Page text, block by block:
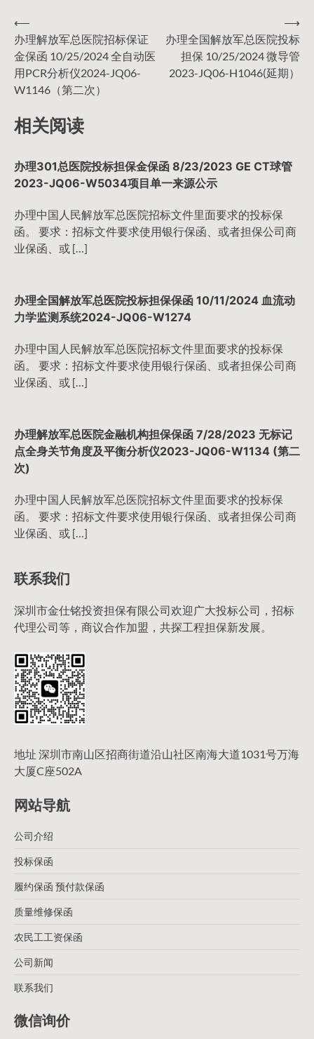
文
章
导
⟵
办理解放军总医院招标保证
金保函 10/25/2024 全自动医
用PCR分析仪2024-JQ06-
W1146（第二次）
办理全国解放军总医院投标
担保 10/25/2024 微导管
2023-JQ06-H1046(延期）
⟶
相关阅读
办理301总医院投标担保金保函 8/23/2023 GE CT球管
2023-JQ06-W5034项目单一来源公示
办理中国人民解放军总医院招标文件里面要求的投标保
函。 要求：招标文件要求使用银行保函、或者担保公司商
业保函、或 […]
办理全国解放军总医院投标担保保函 10/11/2024 血流动
力学监测系统2024-JQ06-W1274
办理中国人民解放军总医院招标文件里面要求的投标保
函。 要求：招标文件要求使用银行保函、或者担保公司商
业保函、或 […]
办理解放军总医院金融机构担保保函 7/28/2023 无标记
点全身关节角度及平衡分析仪2023-JQ06-W1134 (第二
次)
办理中国人民解放军总医院招标文件里面要求的投标保
函。 要求：招标文件要求使用银行保函、或者担保公司商
业保函、或 […]
联系我们
深圳市金仕铭投资担保有限公司欢迎广大投标公司，招标
代理公司等，商议合作加盟，共探工程担保新发展。
地址 深圳市南山区招商街道沿山社区南海大道1031号万海
大厦C座502A
网站导航
公司介绍
投标保函
履约保函 预付款保函
质量维修保函
农民工工资保函
公司新闻
联系我们
微信询价